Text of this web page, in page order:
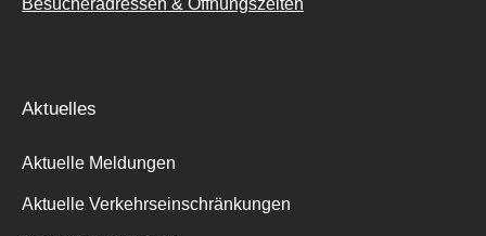
Besucheradressen & Öffnungszeiten
Aktuelles
Aktuelle Meldungen
Aktuelle Verkehrseinschränkungen